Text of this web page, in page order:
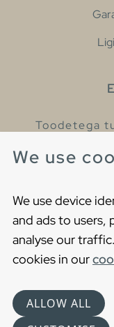
We use
We use device
and ads to users,
analyse our
cookies in our
ALLOW ALL
Toodetega